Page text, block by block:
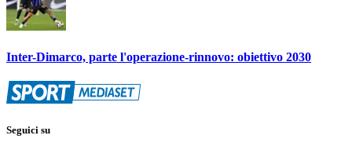
Inter-Dimarco, parte l'operazione-rinnovo: obiettivo 2030
Seguici su